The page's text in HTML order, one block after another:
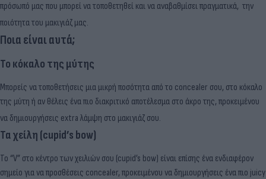
πρόσωπό μας που μπορεί να τοποθετηθεί και να αναβαθμίσει πραγματικά, την
ποιότητα του μακιγιάζ μας.
Ποια είναι αυτά;
Το κόκαλο της μύτης
Μπορείς να τοποθετήσεις μια μικρή ποσότητα από το concealer σου, στο κόκαλο
της μύτη ή αν θέλεις ένα πιο διακριτικό αποτέλεσμα στο άκρο της, προκειμένου
να δημιουργήσεις extra λάμψη στο μακιγιάζ σου.
Τα χείλη (cupid’s bow)
Το “V” στο κέντρο των χειλιών σου (cupid’s bow) είναι επίσης ένα ενδιαφέρον
σημείο για να προσθέσεις concealer, προκειμένου να δημιουργήσεις ένα πιο juicy